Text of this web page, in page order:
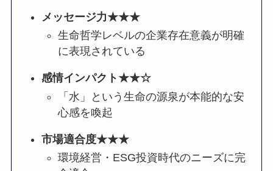
メッセージ力★★★
生命哲学レベルの企業存在意義が明確
に表現されている
感情インパクト★★☆
「水」という生命の源泉が本能的な安
心感を喚起
市場適合度★★★
環境経営・ESG投資時代のニーズに完